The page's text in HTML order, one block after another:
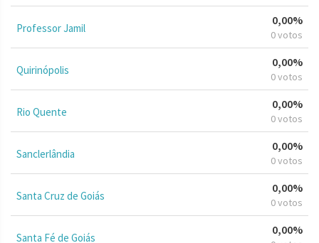
Professor Jamil
0,00%
0 votos
Quirinópolis
0,00%
0 votos
Rio Quente
0,00%
0 votos
Sanclerlândia
0,00%
0 votos
Santa Cruz de Goiás
0,00%
0 votos
Santa Fé de Goiás
0,00%